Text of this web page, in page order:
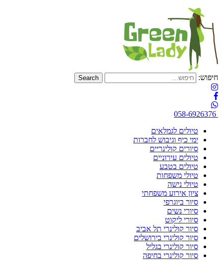
חיפוש:
058-6926376
טיולים לגמלאים
ימי כיף וגיבוש לחברות
סיורים קולינריים
טיולים עירוניים
טיולים בטבע
טיולי משפחות
טיולי נישה
ציון אירוע משפחתי
סיור ביוגרפי
סיורי נשים
סיורי ליקוט
סיור קולינרי תל אביב
סיור קולינרי בירושלים
סיור קולינרי בגליל
סיור קולינרי בחיפה